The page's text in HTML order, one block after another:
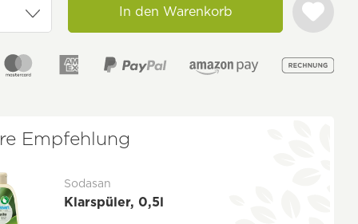
In den Warenkorb
Empfehlung
Sodasan
Klarspüler, 0,5l